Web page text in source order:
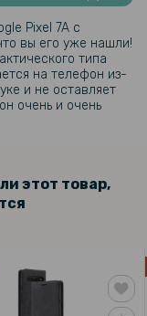
Google Pixel 7A
Pixel 7A с
вы его уже нашли!
типа
на телефон из-
и не оставляет
очень и очень
этот товар,